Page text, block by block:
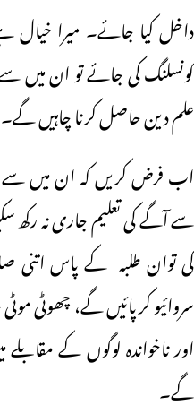
داخل کیا جائے۔ میرا خیال
کونسلنگ کی جائے تو ان میں
علم دین حاصل کرنا چاہیں گے۔
اب فرض کریں کہ ان میں سے
سے آگے کی تعلیم جاری نہ رکھ
کی توان طلبہ کے پاس اتنی
سروائیو کرپائیں گے،
اور ناخواندہ لوگوں کے مقابلے
گے۔